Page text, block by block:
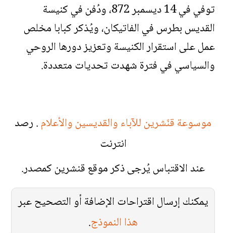
توفي في 14 ديسمبر 872، ودُفن في كنيسة
القديس بطرس في الفاتيكان، ويُذكر كبابا مخلص
عمل على استقرار الكنيسة وتعزيز دورها الروحي
والسياسي في فترة شهدت تحديات متعددة.
موسوعة قنّشرين للآباء والقديسين والأعلام. رصد
انترنت
عند الاقتباس يُرجى ذكر موقع قنشرين كمصدر.
يمكنك إرسال اقتراحات الإضافة أو التصحيح عبر
هذا النموذج.